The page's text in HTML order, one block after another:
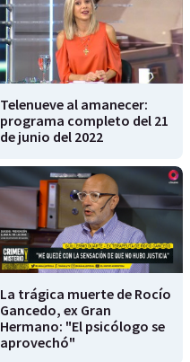
Telenueve al amanecer:
programa completo del 21
de junio del 2022
La trágica muerte de Rocío
Gancedo, ex Gran
Hermano: "El psicólogo se
aprovechó"